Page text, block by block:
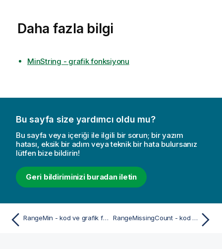
Daha fazla bilgi
MinString - grafik fonksiyonu
Bu sayfa size yardımcı oldu mu?
Bu sayfa veya içeriği ile ilgili bir sorun; bir yazım
hatası, eksik bir adım veya teknik bir hata bulursanız
lütfen bize bildirin!
Geri bildiriminizi buradan iletin
RangeMin - kod ve grafik fonksiyonu RangeMissingCount - kod ve grafik fonksiyonu